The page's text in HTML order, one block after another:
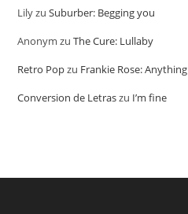
LilyzuSuburber: Begging you
Anonym zuThe Cure: Lullaby
Retro Popzu Frankie Rose: Anything
Conversion de Letraszu I’m fine